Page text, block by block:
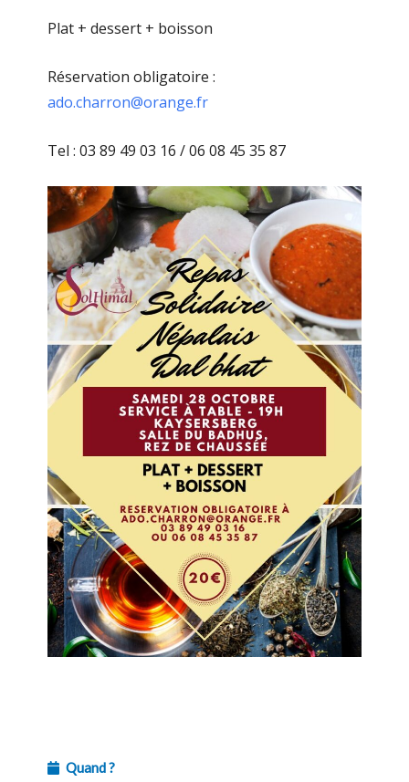
Plat + dessert + boisson
Réservation obligatoire :
ado.charron@orange.fr
Tel : 03 89 49 03 16 / 06 08 45 35 87
Quand ?